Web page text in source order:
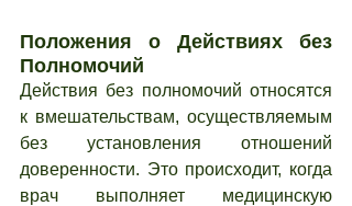
Положения о Действиях без
Полномочий
Действия без полномочий относятся
к вмешательствам, осуществляемым
без установления отношений
доверенности. Это происходит, когда
врач выполняет медицинскую